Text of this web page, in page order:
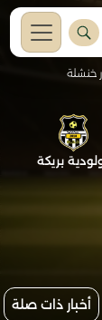
خنشلة
بريكة
أخبار ذات صلة